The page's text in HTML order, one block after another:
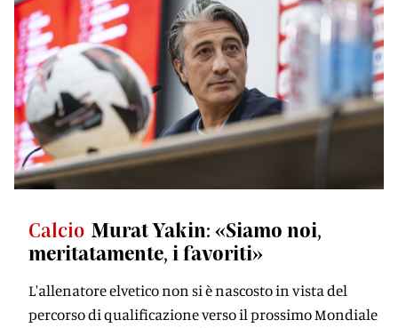
Calcio Murat Yakin: «Siamo noi,
meritatamente, i favoriti»
L'allenatore elvetico non si è nascosto in vista del
percorso di qualificazione verso il prossimo Mondiale